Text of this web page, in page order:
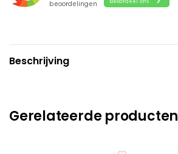
Beschrijving
Gerelateerde producten